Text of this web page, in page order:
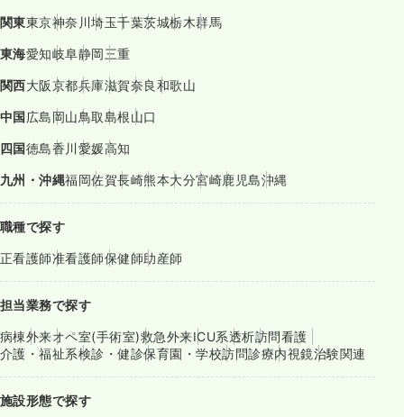
関東東京神奈川埼玉千葉茨城栃木群馬
東海愛知岐阜静岡三重
関西大阪京都兵庫滋賀奈良和歌山
中国広島岡山鳥取島根山口
四国徳島香川愛媛高知
九州・沖縄福岡佐賀長崎熊本大分宮崎鹿児島沖縄
職種で探す
正看護師准看護師保健師助産師
担当業務で探す
病棟外来オペ室(手術室)救急外来ICU系透析訪問看護
介護・福祉系検診・健診保育園・学校訪問診療内視鏡治験関連
施設形態で探す